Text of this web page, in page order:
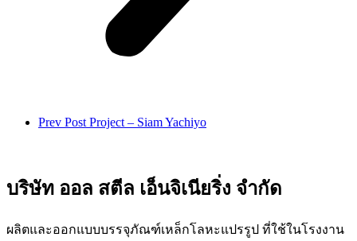
Prev Post Project – Siam Yachiyo
บริษัท ออล สตีล เอ็นจิเนียริ่ง จำกัด
ผลิตและออกแบบบรรจุภัณฑ์เหล็กโลหะแปรรูป ที่ใช้ในโรงงาน